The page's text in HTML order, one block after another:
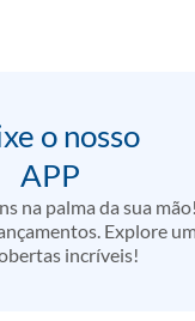
o nosso
APP
na palma da sua
Explore
incríveis!